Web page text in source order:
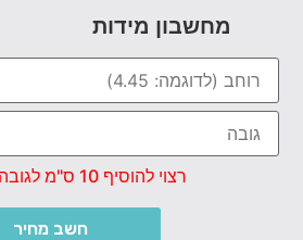
מחשבון מידות
רצוי להוסיף 10 ס"מ לגובה ולרוחב !
חשב מחיר